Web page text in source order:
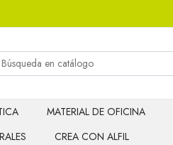
MATERIAL DE OFICINA
CREA CON ALFIL